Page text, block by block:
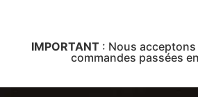
IMPORTANT : Nous
commandes passées